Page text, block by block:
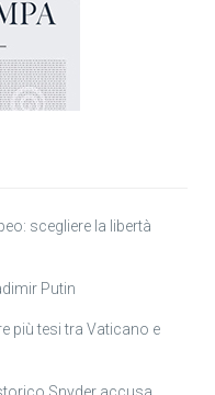
scegliere la libertà
Putin
più tesi tra Vaticano e